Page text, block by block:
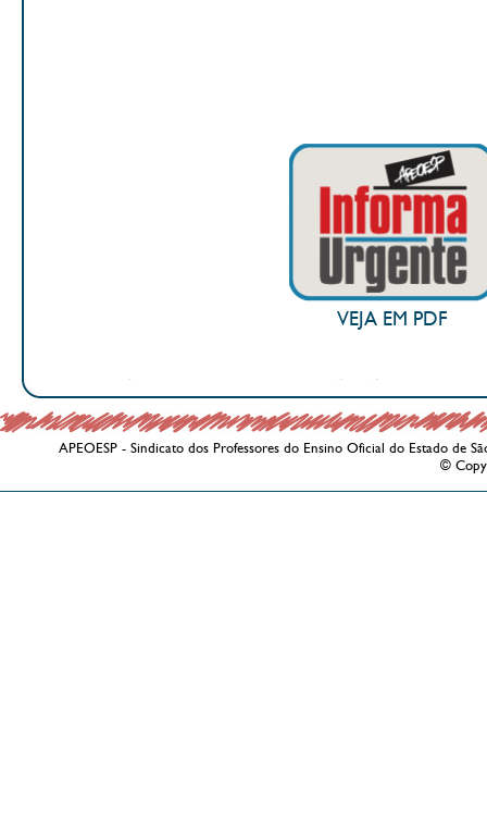
VEJA EM PDF
APEOESP - Sindicato dos Professores do Ensino Oficial do Estado de
©